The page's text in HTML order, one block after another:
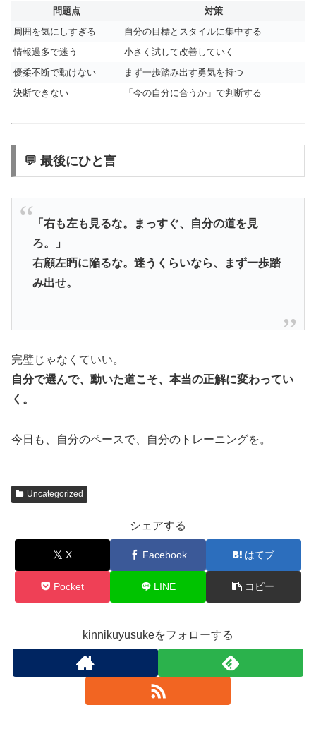
問題点
対策
周囲を気にしすぎる
自分の目標とスタイルに集中する
情報過多で迷う
小さく試して改善していく
優柔不断で動けない
まず一歩踏み出す勇気を持つ
決断できない
「今の自分に合うか」で判断する
💬 最後にひと言
「右も左も見るな。まっすぐ、自分の道を見
ろ。」
右顧左眄に陥るな。迷うくらいなら、まず一歩踏
み出せ。
完璧じゃなくていい。
自分で選んで、動いた道こそ、本当の正解に変わってい
く。
今日も、自分のペースで、自分のトレーニングを。
Uncategorized
シェアする
X Facebook はてブ
Pocket LINE コピー
kinnikuyusukeをフォローする